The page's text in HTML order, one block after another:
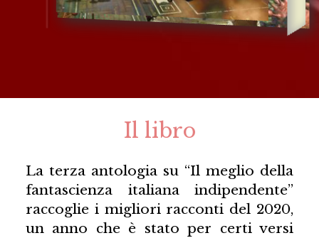
Il libro
La terza antologia su “Il meglio della
fantascienza italiana indipendente”
raccoglie i migliori racconti del 2020,
un anno che è stato per certi versi